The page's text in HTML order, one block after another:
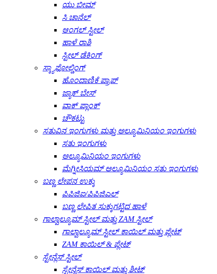
ಯು ಬೀಮ್
ಸಿ ಚಾನೆಲ್
ಆಂಗಲ್ ಸ್ಟೀಲ್
ಹಾಳೆ ರಾಶಿ
ಸ್ಟೀಲ್ ಡೆಕಿಂಗ್
ಸ್ಕ್ಯಾಫೋಲ್ಡಿಂಗ್
ಹೊಂದಾಣಿಕೆ ಪ್ರಾಪ್
ಜ್ಯಾಕ್ ಬೇಸ್
ವಾಕ್ ಪ್ಲಾಂಕ್
ಚೌಕಟ್ಟು
ಸತುವಿನ ಇಂಗುಗಳು ಮತ್ತು ಅಲ್ಯೂಮಿನಿಯಂ ಇಂಗುಗಳು
ಸತು ಇಂಗುಗಳು
ಅಲ್ಯೂಮಿನಿಯಂ ಇಂಗುಗಳು
ಮೆಗ್ನೀಸಿಯಮ್ ಅಲ್ಯೂಮಿನಿಯಂ ಸತು ಇಂಗುಗಳು
ಬಣ್ಣ ಲೇಪನ ಉಕ್ಕು
ಪಿಪಿಜಿಐ/ಪಿಪಿಜಿಎಲ್
ಬಣ್ಣ ಲೇಪಿತ ಸುಕ್ಕುಗಟ್ಟಿದ ಹಾಳೆ
ಗಾಲ್ವಾಲ್ಯೂಮ್ ಸ್ಟೀಲ್ ಮತ್ತು ZAM ಸ್ಟೀಲ್
ಗಾಲ್ವಾಲ್ಯೂಮ್ ಸ್ಟೀಲ್ ಕಾಯಿಲ್ ಮತ್ತು ಪ್ಲೇಟ್
ZAM ಕಾಯಿಲ್ & ಪ್ಲೇಟ್
ಸ್ಟೇನ್ಲೆಸ್ ಸ್ಟೀಲ್
ಸ್ಟೇನ್ಲೆಸ್ ಕಾಯಿಲ್ ಮತ್ತು ಶೀಟ್